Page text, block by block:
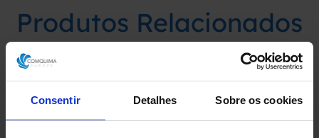
Consentir Detalhes Sobre os cookies
Produtos Relacionados